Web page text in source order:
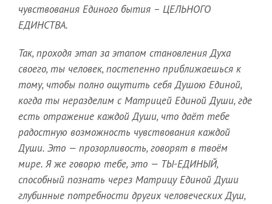
чувствования Единого бытия – ЦЕЛЬНОГО
ЕДИНСТВА.
Так, проходя этап за этапом становления Духа
своего, ты человек, постепенно приближаешься к
тому, чтобы полно ощутить себя Душою Единой,
когда ты неразделим с Матрицей Единой Души, где
есть отражение каждой Души, что даёт тебе
радостную возможность чувствования каждой
Души. Это — прозорливость, говорят в твоём
мире. Я же говорю тебе, это — ТЫ-ЕДИНЫЙ,
способный познать через Матрицу Единой Души
глубинные потребности других человеческих Душ,